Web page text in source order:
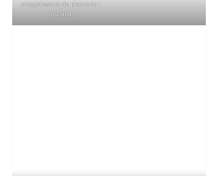
przygotowane do pieczenia i
mozarellą